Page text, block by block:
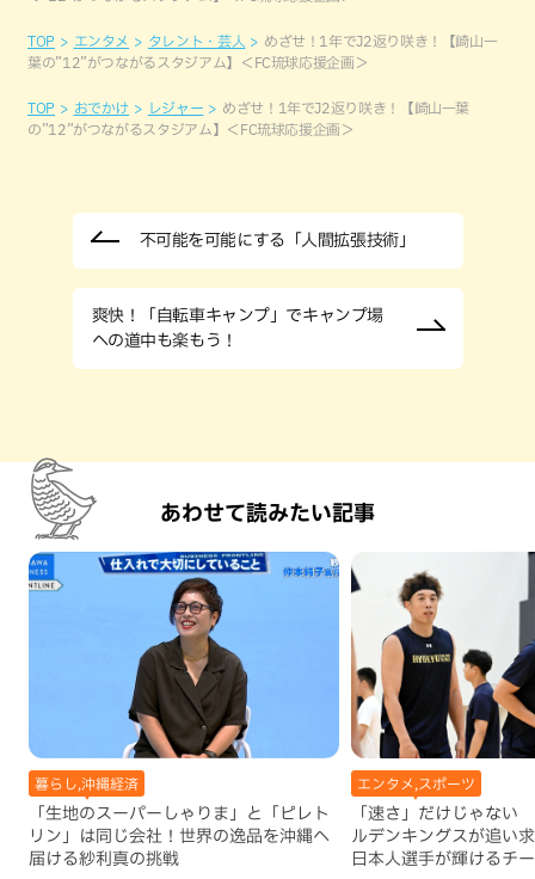
TOP エンタメ タレント・芸人
めざせ！1年でJ2返り咲き！【崎山一
葉の”12”がつながるスタジアム】＜FC琉球応援企画＞
TOP おでかけ レジャー
めざせ！1年でJ2返り咲き！【崎山一葉
の”12”がつながるスタジアム】＜FC琉球応援企画＞
不可能を可能にする「人間拡張技術」
爽快！「自転車キャンプ」でキャンプ場
への道中も楽もう！
あわせて読みたい記事
暮らし,沖縄経済
「生地のスーパーしゃりま」と「ピレト
リン」は同じ会社！世界の逸品を沖縄へ
届ける紗利真の挑戦
エンタメ,スポーツ
「速さ」だけじゃない
ルデンキングスが追い
日本人選手が輝けるチ